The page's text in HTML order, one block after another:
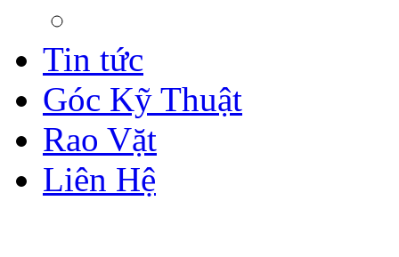
Tin tức
Góc Kỹ Thuật
Rao Vặt
Liên Hệ